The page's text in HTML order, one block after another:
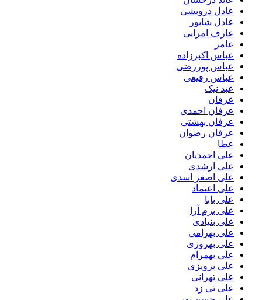
عادل درویشی
عادل شاپور
عارف امرایی
عامر
عباس اکبرزاده
عباس پوررضی
عباس رفیعی
عبد نیک
عرفان
عرفان احمدی
عرفان بهشتی
عرفان رضوان
عطا
علی احمدیان
علی ارشدی
علی اصغر اسدی
علی اعتماد
علی بابا
علی بزم آرا
علی بنیادی
علی بهرامی
علی بهروزی
علی بهمرام
علی پرویزی
علی تهرانی
علی تی زد